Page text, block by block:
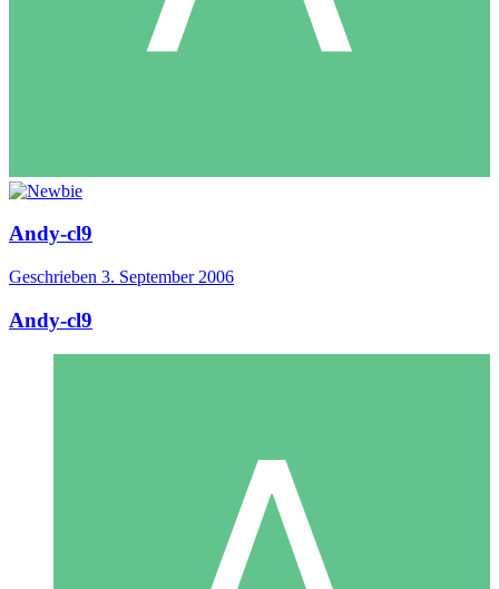
Andy-cl9
Geschrieben 3. September 2006
Andy-cl9